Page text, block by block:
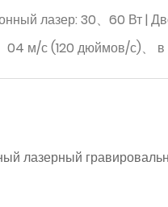
лазер: 30、60 Вт |
м/с (120 дюймов/с)、 в
лазерный